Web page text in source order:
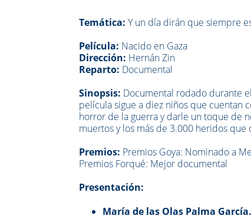
Temática:Y un día dirán que siempre
Película: Nacido en Gaza
Dirección: Hernán Zin
Reparto: Documental
Sinopsis: Documental rodado durante
película sigue a diez niños que cuentan
horror de la guerra y darle un toque de
muertos y los más de 3.000 heridos que
Premios: Premios Goya: Nominado a
Premios Forqué: Mejor documental
Presentación:
María de las Olas Palma García.